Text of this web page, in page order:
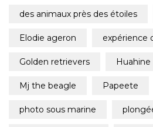
des animaux près des étoiles
elodie ageron expérience
golden retrievers huahine
mj the beagle papeete
photo sous marine